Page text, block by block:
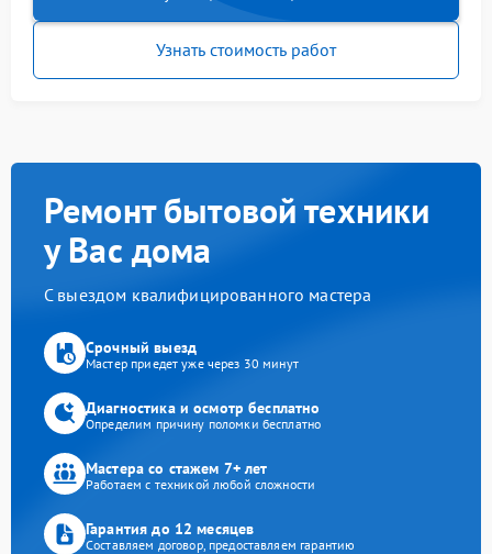
Узнать стоимость работ
Ремонт бытовой техники
у Вас дома
С выездом квалифицированного мастера
Срочный выезд
Мастер приедет уже через 30 минут
Диагностика и осмотр бесплатно
Определим причину поломки бесплатно
Мастера со стажем 7+ лет
Работаем с техникой любой сложности
Гарантия до 12 месяцев
Составляем договор, предоставляем гарантию